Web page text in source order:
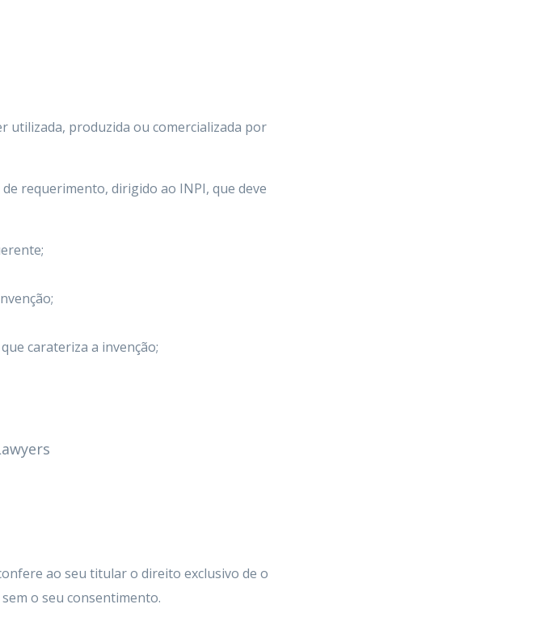
utilizada, produzida ou comercializada por
requerimento, dirigido ao INPI, que deve
carateriza a invenção;
ao seu titular o direito exclusivo de o
o seu consentimento.